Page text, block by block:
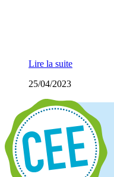
Lire la suite
25/04/2023